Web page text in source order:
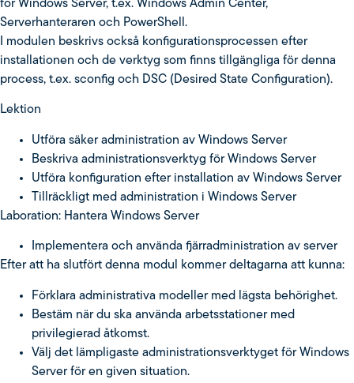
för Windows Server, t.ex. Windows Admin Center,
Serverhanteraren och PowerShell.
I modulen beskrivs också konfigurationsprocessen efter
installationen och de verktyg som finns tillgängliga för denna
process, t.ex. sconfig och DSC (Desired State Configuration).
Lektion
Utföra säker administration av Windows Server
Beskriva administrationsverktyg för Windows Server
Utföra konfiguration efter installation av Windows Server
Tillräckligt med administration i Windows Server
Laboration: Hantera Windows Server
Implementera och använda fjärradministration av server
Efter att ha slutfört denna modul kommer deltagarna att kunna:
Förklara administrativa modeller med lägsta behörighet.
Bestäm när du ska använda arbetsstationer med
privilegierad åtkomst.
Välj det lämpligaste administrationsverktyget för Windows
Server för en given situation.